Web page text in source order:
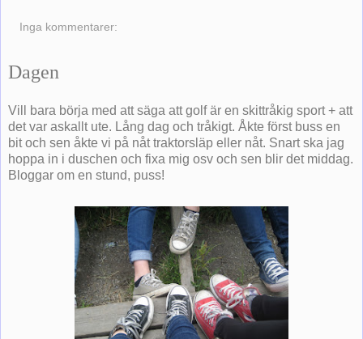
Inga kommentarer:
Dagen
Vill bara börja med att säga att golf är en skittråkig sport + att
det var askallt ute. Lång dag och tråkigt. Åkte först buss en
bit och sen åkte vi på nåt traktorsläp eller nåt. Snart ska jag
hoppa in i duschen och fixa mig osv och sen blir det middag.
Bloggar om en stund, puss!